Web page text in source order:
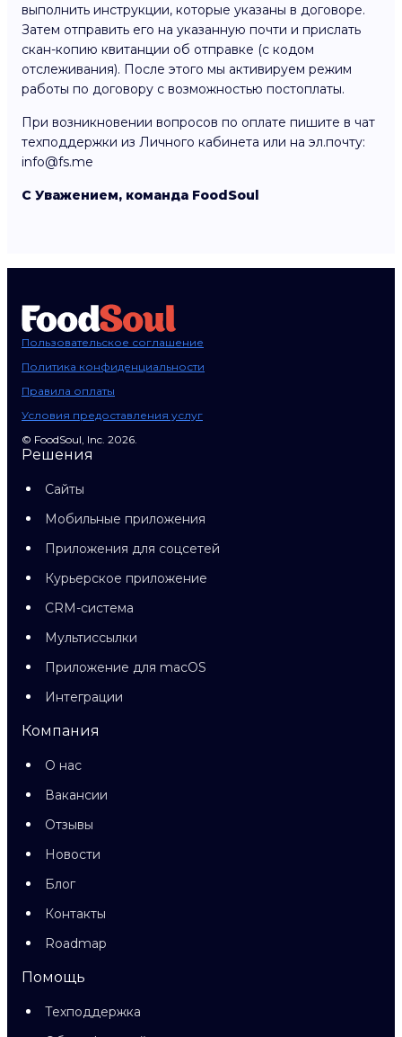
выполнить инструкции, которые указаны в договоре.
Затем отправить его на указанную почти и прислать
скан-копию квитанции об отправке (с кодом
отслеживания). После этого мы активируем режим
работы по договору с возможностью постоплаты.
При возникновении вопросов по оплате пишите в чат
техподдержки из Личного кабинета или на эл.почту:
info@fs.me
С Уважением, команда FoodSoul
Пользовательское соглашение
Политика конфиденциальности
Правила оплаты
Условия предоставления услуг
© FoodSoul, Inc. 2026.
Решения
Сайты
Мобильные приложения
Приложения для соцсетей
Курьерское приложение
CRM-система
Мультиссылки
Приложение для macOS
Интеграции
Компания
О нас
Вакансии
Отзывы
Новости
Блог
Контакты
Roadmap
Помощь
Техподдержка